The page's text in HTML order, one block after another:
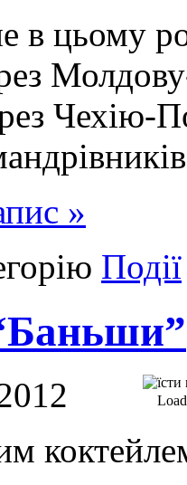
в цьому
Чехію-
»
Події